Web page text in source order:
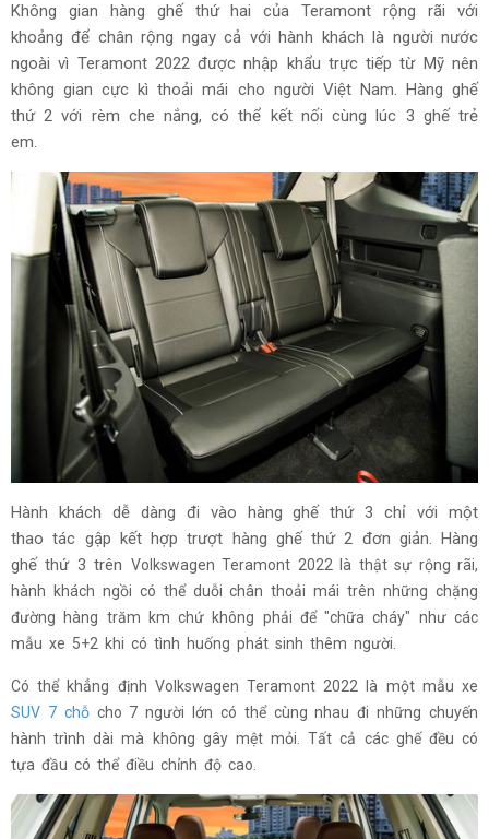
Không gian hàng ghế thứ hai của Teramont rộng rãi với
khoảng để chân rộng ngay cả với hành khách là người nước
ngoài vì Teramont 2022 được nhập khẩu trực tiếp từ Mỹ nên
không gian cực kì thoải mái cho người Việt Nam. Hàng ghế
thứ 2 với rèm che nắng, có thể kết nối cùng lúc 3 ghế trẻ
em.
Hành khách dễ dàng đi vào hàng ghế thứ 3 chỉ với một
thao tác gập kết hợp trượt hàng ghế thứ 2 đơn giản. Hàng
ghế thứ 3 trên Volkswagen Teramont 2022 là thật sự rộng rãi,
hành khách ngồi có thể duỗi chân thoải mái trên những chặng
đường hàng trăm km chứ không phải để "chữa cháy" như các
mẫu xe 5+2 khi có tình huống phát sinh thêm người.
Có thể khẳng định Volkswagen Teramont 2022 là một mẫu xe
SUV 7 chỗcho 7 người lớn có thể cùng nhau đi những chuyến
hành trình dài mà không gây mệt mỏi.Tất cả các ghế đều có
tựa đầu có thể điều chỉnh độ cao.